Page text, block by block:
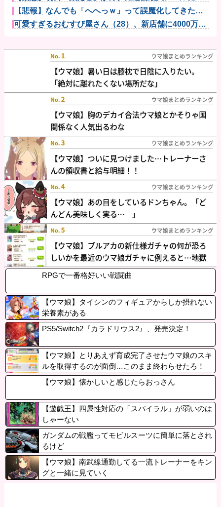
みそうwww...
【悲報】なんでも「へへっｗ」って誤魔化してきたワ
イの末路がこ...
可愛すぎるおむすび屋さん（28）、新店舗に4000万円
RPGで一番格好いい戦闘曲
【ウマ娘】タイシンのフィギュアからしか摂れない
栄養素がある
PS5/Switch2『カラドリウス2』、発売決定！
【ウマ娘】とりあえず育成完了させたウマ娘のスキ
ルを取得するのが面倒…このまま終わらせたろ！
←「実はこれちょっと損してるぞ」
【ウマ娘】懐かしいと感じたらおっさん
【遊戯王】四属性対応の「スパイラル」が弱いのは
しゃーない
ガンダムの戦艦ってモビルスーツに簡単に落とされ
るけど
【ウマ娘】南武線通勤してる一流トレーナーをキン
グと一緒に見ていく